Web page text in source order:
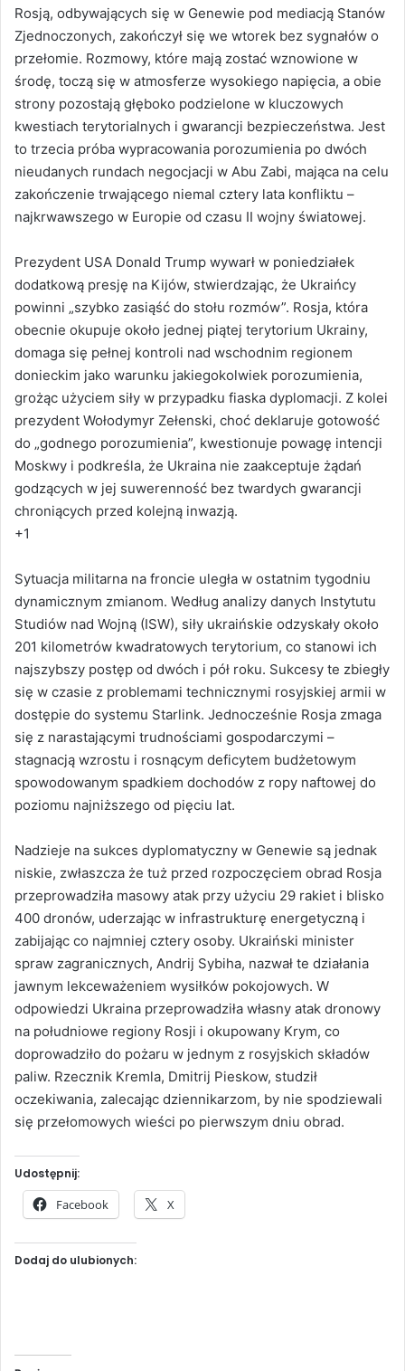
Rosją, odbywających się w Genewie pod mediacją Stanów
Zjednoczonych, zakończył się we wtorek bez sygnałów o
przełomie. Rozmowy, które mają zostać wznowione w
środę, toczą się w atmosferze wysokiego napięcia, a obie
strony pozostają głęboko podzielone w kluczowych
kwestiach terytorialnych i gwarancji bezpieczeństwa. Jest
to trzecia próba wypracowania porozumienia po dwóch
nieudanych rundach negocjacji w Abu Zabi, mająca na celu
zakończenie trwającego niemal cztery lata konfliktu –
najkrwawszego w Europie od czasu II wojny światowej.
Prezydent USA Donald Trump wywarł w poniedziałek
dodatkową presję na Kijów, stwierdzając, że Ukraińcy
powinni „szybko zasiąść do stołu rozmów”. Rosja, która
obecnie okupuje około jednej piątej terytorium Ukrainy,
domaga się pełnej kontroli nad wschodnim regionem
donieckim jako warunku jakiegokolwiek porozumienia,
grożąc użyciem siły w przypadku fiaska dyplomacji. Z kolei
prezydent Wołodymyr Zełenski, choć deklaruje gotowość
do „godnego porozumienia”, kwestionuje powagę intencji
Moskwy i podkreśla, że Ukraina nie zaakceptuje żądań
godzących w jej suwerenność bez twardych gwarancji
chroniących przed kolejną inwazją.
+1
Sytuacja militarna na froncie uległa w ostatnim tygodniu
dynamicznym zmianom. Według analizy danych Instytutu
Studiów nad Wojną (ISW), siły ukraińskie odzyskały około
201 kilometrów kwadratowych terytorium, co stanowi ich
najszybszy postęp od dwóch i pół roku. Sukcesy te zbiegły
się w czasie z problemami technicznymi rosyjskiej armii w
dostępie do systemu Starlink. Jednocześnie Rosja zmaga
się z narastającymi trudnościami gospodarczymi –
stagnacją wzrostu i rosnącym deficytem budżetowym
spowodowanym spadkiem dochodów z ropy naftowej do
poziomu najniższego od pięciu lat.
Nadzieje na sukces dyplomatyczny w Genewie są jednak
niskie, zwłaszcza że tuż przed rozpoczęciem obrad Rosja
przeprowadziła masowy atak przy użyciu 29 rakiet i blisko
400 dronów, uderzając w infrastrukturę energetyczną i
zabijając co najmniej cztery osoby. Ukraiński minister
spraw zagranicznych, Andrij Sybiha, nazwał te działania
jawnym lekceważeniem wysiłków pokojowych. W
odpowiedzi Ukraina przeprowadziła własny atak dronowy
na południowe regiony Rosji i okupowany Krym, co
doprowadziło do pożaru w jednym z rosyjskich składów
paliw. Rzecznik Kremla, Dmitrij Pieskow, studził
oczekiwania, zalecając dziennikarzom, by nie spodziewali
się przełomowych wieści po pierwszym dniu obrad.
Udostępnij:
Facebook X
Dodaj do ulubionych: